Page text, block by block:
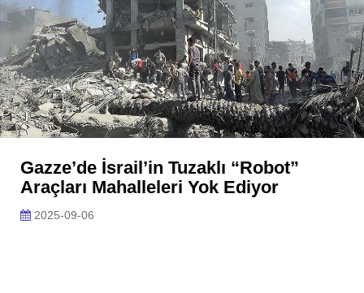
Gazze’de İsrail’in Tuzaklı “Robot”
Araçları Mahalleleri Yok Ediyor
2025-09-06